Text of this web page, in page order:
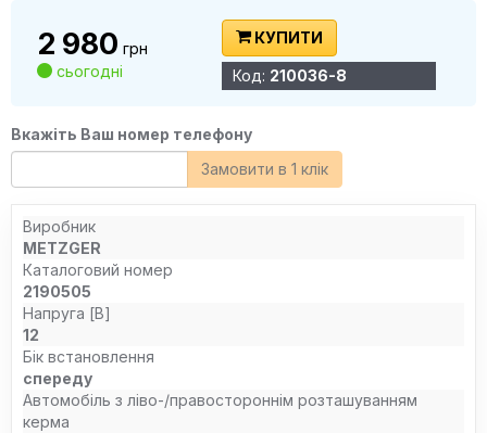
2 980 грн
сьогодні
КУПИТИ
Код: 210036-8
Вкажіть Ваш номер телефону
Замовити в 1 клік
Виробник
METZGER
Каталоговий номер
2190505
Напруга [В]
12
Бік встановлення
спереду
Автомобіль з ліво-/правостороннім розташуванням
керма